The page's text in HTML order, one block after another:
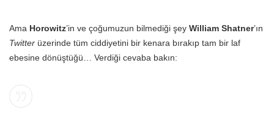
Ama Horowitz’in ve çoğumuzun bilmediği şey William Shatner’ın
Twitter üzerinde tüm ciddiyetini bir kenara bırakıp tam bir laf
ebesine dönüştüğü… Verdiği cevaba bakın: